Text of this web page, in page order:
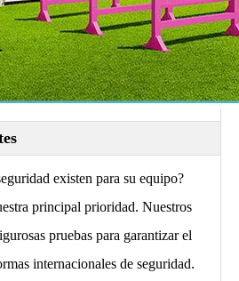
existen para su equipo?
principal prioridad. Nuestros
pruebas para garantizar el
internacionales de seguridad.